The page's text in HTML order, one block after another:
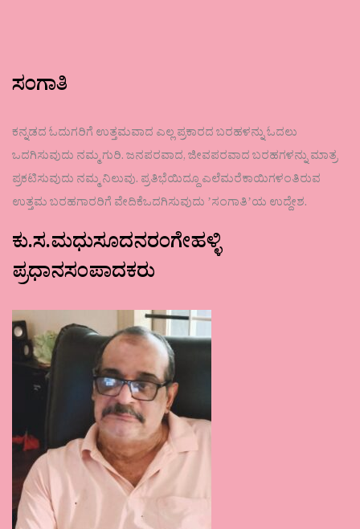
ಸಂಗಾತಿ
ಕನ್ನಡದ ಓದುಗರಿಗೆ ಉತ್ತಮವಾದ ಎಲ್ಲ ಪ್ರಕಾರದ ಬರಹಳನ್ನು ಓದಲು
ಒದಗಿಸುವುದು ನಮ್ಮ ಗುರಿ. ಜನಪರವಾದ, ಜೀವಪರವಾದ ಬರಹಗಳನ್ನು ಮಾತ್ರ
ಪ್ರಕಟಿಸುವುದು ನಮ್ಮ ನಿಲುವು. ಪ್ರತಿಭೆಯಿದ್ದೂ ಎಲೆಮರೆಕಾಯಿಗಳಂತಿರುವ
ಉತ್ತಮ ಬರಹಗಾರರಿಗೆ ವೇದಿಕೆಒದಗಿಸುವುದು ʼಸಂಗಾತಿʼಯ ಉದ್ದೇಶ.
ಕು.ಸ.ಮಧುಸೂದನರಂಗೇಹಳ್ಳಿ
ಪ್ರಧಾನಸಂಪಾದಕರು